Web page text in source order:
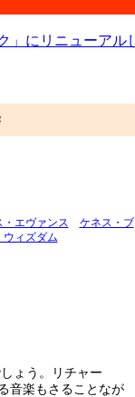
・エヴァンス
ケネス・ブ
ウィズダム
ょう。リチャー
音楽もさることなが